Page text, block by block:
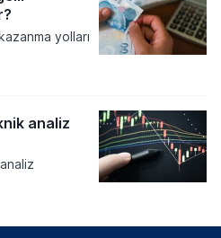
yolları
analiz